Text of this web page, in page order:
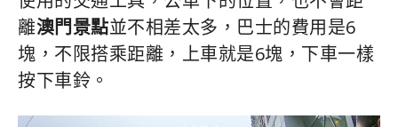
離澳門景點並不相差太多，巴士的費用是6
塊，不限搭乘距離，上車就是6塊，下車一樣
按下車鈴。